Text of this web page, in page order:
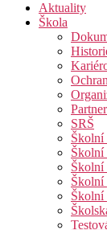
Aktuality
Škola
SRŠ
Školní
Školní
Školní
Školní
Školní